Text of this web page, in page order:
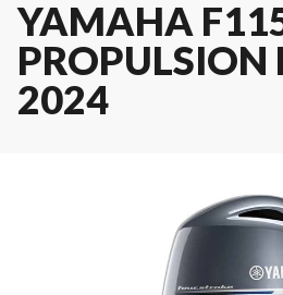
YAMAHA
PROPULSION
2024